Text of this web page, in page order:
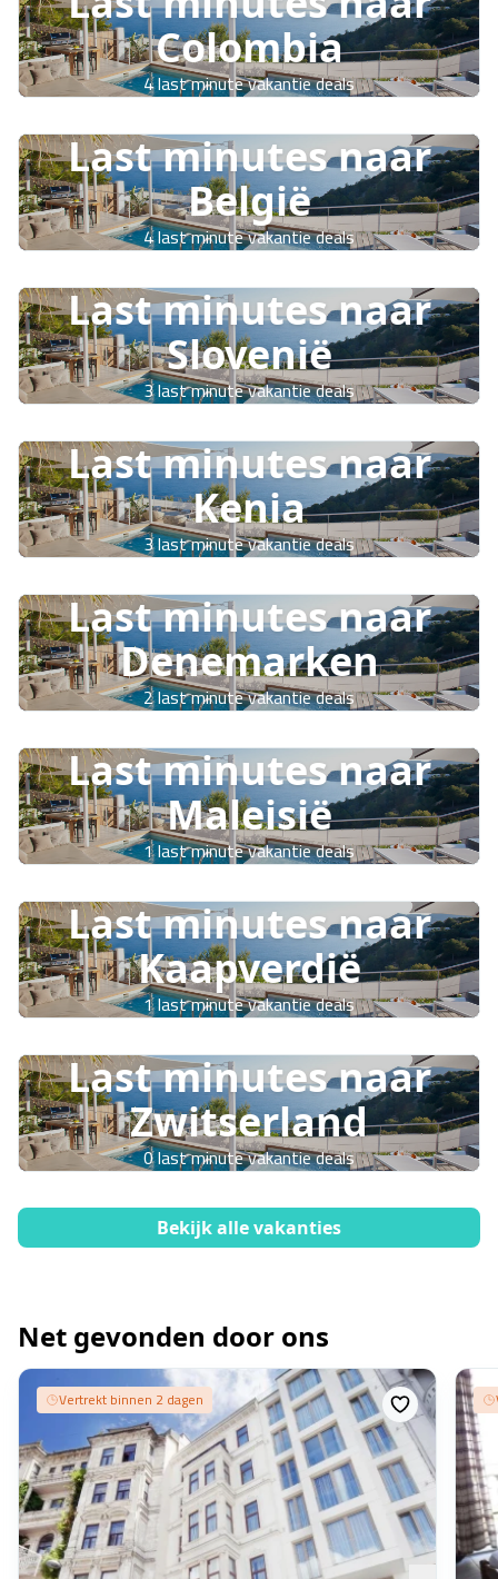
Colombia
4 last minute vakantie deals
Last minutes naar
België
4 last minute vakantie deals
Last minutes naar
Slovenië
3 last minute vakantie deals
Last minutes naar
Kenia
3 last minute vakantie deals
Last minutes naar
Denemarken
2 last minute vakantie deals
Last minutes naar
Maleisië
1 last minute vakantie deals
Last minutes naar
Kaapverdië
1 last minute vakantie deals
Last minutes naar
Zwitserland
0 last minute vakantie deals
Bekijk alle vakanties
Net gevonden door ons
Vertrekt binnen 2 dagen